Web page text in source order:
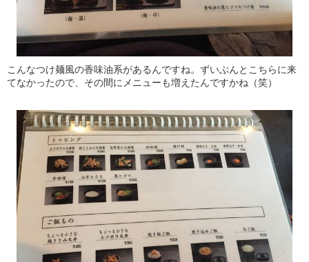
こんなつけ麺風の香味油系があるんですね。ずいぶんとこちらに来
てなかったので、その間にメニューも増えたんですかね（笑）